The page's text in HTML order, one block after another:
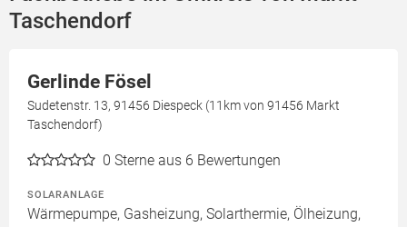
Taschendorf
Gerlinde Fösel
Sudetenstr. 13, 91456 Diespeck (11km von 91456 Markt
Taschendorf)
0 Sterne aus 6 Bewertungen
SOLARANLAGE
Wärmepumpe, Gasheizung, Solarthermie, Ölheizung,